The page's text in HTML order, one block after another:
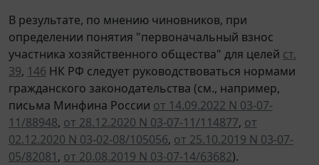
В результате, по мнению чиновников, при
определении понятия "первоначальный взнос
участника хозяйственного общества" для целей ст.
39, 146 НК РФ следует руководствоваться нормами
гражданского законодательства (см., например,
письма Минфина России от 14.09.2022 N 03-07-
11/88948, от 28.12.2020 N 03-07-11/114877, от
02.12.2020 N 03-02-08/105056, от 25.10.2019 N 03-07-
05/82081, от 20.08.2019 N 03-07-14/63682).